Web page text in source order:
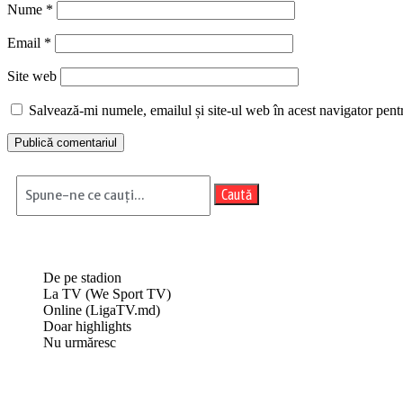
Nume *
Email *
Site web
Salvează-mi numele, emailul și site-ul web în acest navigator
Caută
De pe stadion
La TV (We Sport TV)
Online (LigaTV.md)
Doar highlights
Nu urmăresc